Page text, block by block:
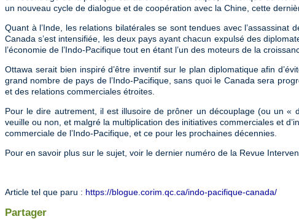
un nouveau cycle de dialogue et de coopération avec la Chine, cette
Quant à l’Inde, les relations bilatérales se sont tendues avec
Canada s’est intensifiée, les deux pays ayant chacun expulsé des
l’économie de l’Indo-Pacifique tout en étant l’un des moteurs de la
Ottawa serait bien inspiré d’être inventif sur le plan diplomatique afin
grand nombre de pays de l’Indo-Pacifique, sans quoi le Canada sera
et des relations commerciales étroites.
Pour le dire autrement, il est illusoire de prôner un découplage (ou un «
veuille ou non, et malgré la multiplication des initiatives commerciales et
commerciale de l’Indo-Pacifique, et ce pour les prochaines décennies.
Pour en savoir plus sur le sujet, voir le dernier numéro de la Revue
Article tel que paru : https://blogue.corim.qc.ca/indo-pacifique-canada/
Partager